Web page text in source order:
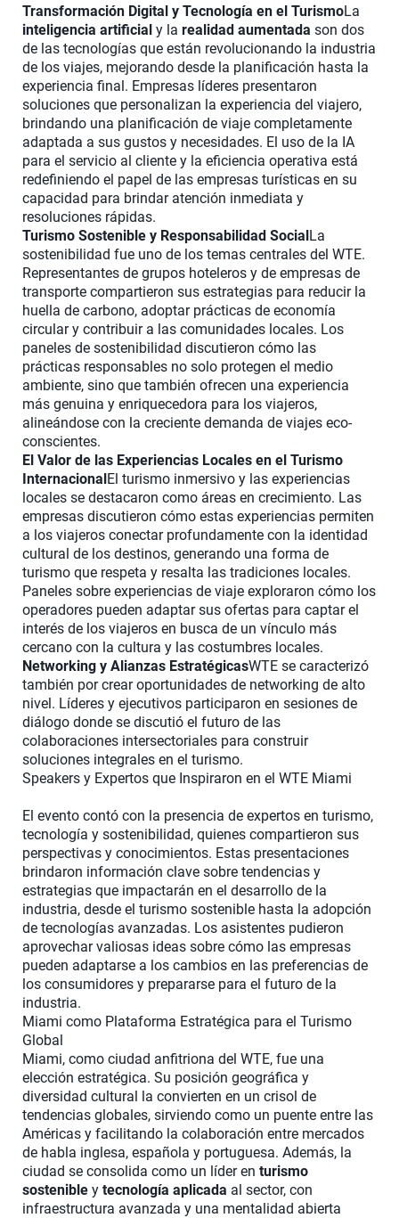
Transformación Digital y Tecnología en el TurismoLa
inteligencia artificial y la realidad aumentada son dos
de las tecnologías que están revolucionando la industria
de los viajes, mejorando desde la planificación hasta la
experiencia final. Empresas líderes presentaron
soluciones que personalizan la experiencia del viajero,
brindando una planificación de viaje completamente
adaptada a sus gustos y necesidades. El uso de la IA
para el servicio al cliente y la eficiencia operativa está
redefiniendo el papel de las empresas turísticas en su
capacidad para brindar atención inmediata y
resoluciones rápidas.
Turismo Sostenible y Responsabilidad SocialLa
sostenibilidad fue uno de los temas centrales del WTE.
Representantes de grupos hoteleros y de empresas de
transporte compartieron sus estrategias para reducir la
huella de carbono, adoptar prácticas de economía
circular y contribuir a las comunidades locales. Los
paneles de sostenibilidad discutieron cómo las
prácticas responsables no solo protegen el medio
ambiente, sino que también ofrecen una experiencia
más genuina y enriquecedora para los viajeros,
alineándose con la creciente demanda de viajes eco-
conscientes.
El Valor de las Experiencias Locales en el Turismo
InternacionalEl turismo inmersivo y las experiencias
locales se destacaron como áreas en crecimiento. Las
empresas discutieron cómo estas experiencias permiten
a los viajeros conectar profundamente con la identidad
cultural de los destinos, generando una forma de
turismo que respeta y resalta las tradiciones locales.
Paneles sobre experiencias de viaje exploraron cómo los
operadores pueden adaptar sus ofertas para captar el
interés de los viajeros en busca de un vínculo más
cercano con la cultura y las costumbres locales.
Networking y Alianzas EstratégicasWTE se caracterizó
también por crear oportunidades de networking de alto
nivel. Líderes y ejecutivos participaron en sesiones de
diálogo donde se discutió el futuro de las
colaboraciones intersectoriales para construir
soluciones integrales en el turismo.
Speakers y Expertos que Inspiraron en el WTE Miami
El evento contó con la presencia de expertos en turismo,
tecnología y sostenibilidad, quienes compartieron sus
perspectivas y conocimientos. Estas presentaciones
brindaron información clave sobre tendencias y
estrategias que impactarán en el desarrollo de la
industria, desde el turismo sostenible hasta la adopción
de tecnologías avanzadas. Los asistentes pudieron
aprovechar valiosas ideas sobre cómo las empresas
pueden adaptarse a los cambios en las preferencias de
los consumidores y prepararse para el futuro de la
industria.
Miami como Plataforma Estratégica para el Turismo
Global
Miami, como ciudad anfitriona del WTE, fue una
elección estratégica. Su posición geográfica y
diversidad cultural la convierten en un crisol de
tendencias globales, sirviendo como un puente entre las
Américas y facilitando la colaboración entre mercados
de habla inglesa, española y portuguesa. Además, la
ciudad se consolida como un líder en turismo
sostenible y tecnología aplicada al sector, con
infraestructura avanzada y una mentalidad abierta